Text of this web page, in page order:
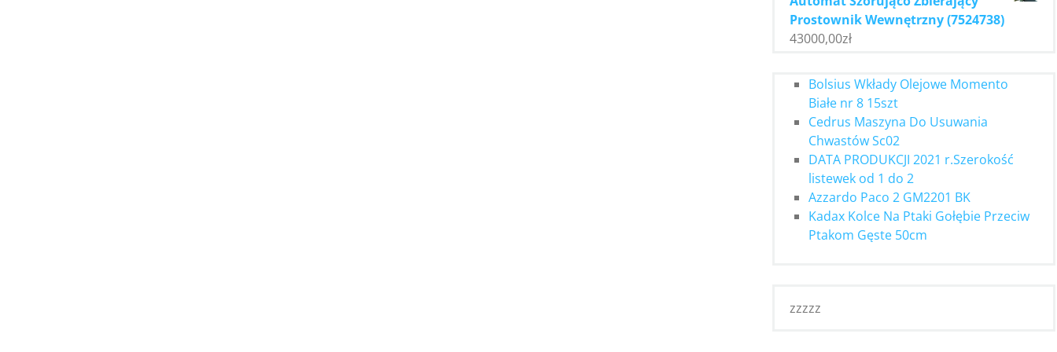
Prostownik Wewnętrzny (7524738)
43000,00zł
Bolsius Wkłady Olejowe Momento
Białe nr 8 15szt
Cedrus Maszyna Do Usuwania
Chwastów Sc02
DATA PRODUKCJI 2021 r.Szerokość
listewek od 1 do 2
Azzardo Paco 2 GM2201 BK
Kadax Kolce Na Ptaki Gołębie Przeciw
Ptakom Gęste 50cm
zzzzz